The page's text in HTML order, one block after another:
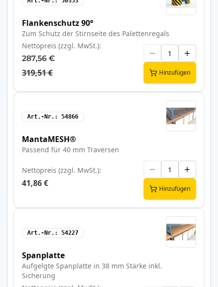
Flankenschutz 90°
Zum Schutz der Stirnseite des Palettenregals
Nettopreis (zzgl. MwSt.)
287,56 €
319,51 € Hinzufügen
Art.-Nr. 54866
MantaMESH®
Passend für 40 mm Traversen
Nettopreis (zzgl. MwSt.)
41,86 €
Hinzufügen
Art.-Nr. 54227
Spanplatte
Aufgelgte Spanplatte in 38 mm Stärke inkl.
Sicherung